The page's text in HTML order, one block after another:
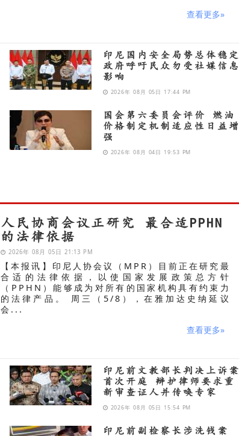
查看更多»
印尼国内安全局势‌总体稳定
政府呼吁民众勿受社媒信息
影响
2026年 08月 05日 17:44 PM
国会第六委员会评价 燃油
价格制定机制适应性日益增
强
2026年 08月 04日 19:53 PM
人民协商会议正研究 最合适PPHN
的法律依据
2026年 08月 05日 21:13 PM
【本报讯】印尼人协会议（MPR）目前正在研究最
合适的法律依据，以使国家发展政策总方针
（PPHN）能够成为对所有的国家机构具有约束力
的法律产品。 周三（5/8），在雅加达史纳延议
会...
查看更多»
印尼前文教部长判决上诉案
首次开庭 辩护律师要求重
新审查证人并传唤专家
2026年 08月 05日 15:54 PM
印尼前副检察长涉洗钱案